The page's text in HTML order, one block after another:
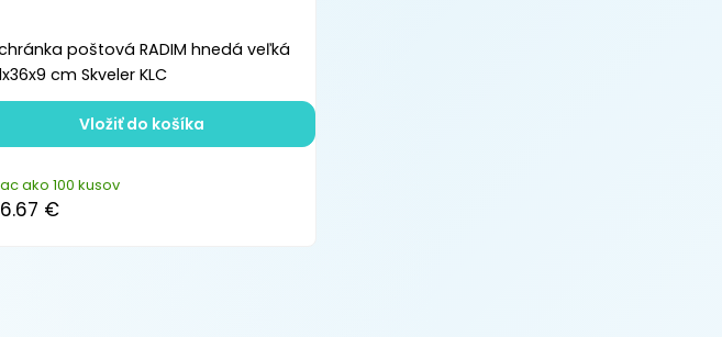
poštová RADIM hnedá veľká
cm Skveler KLC
ako 100 kusov
€
Vložiť do košíka